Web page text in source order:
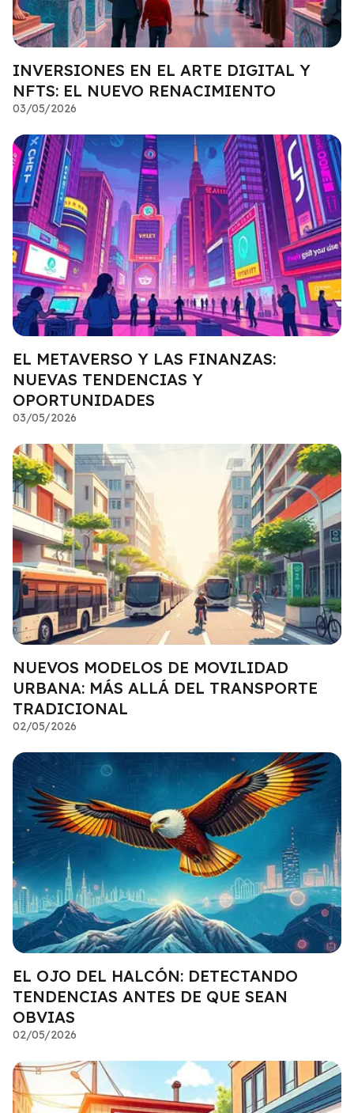
INVERSIONES EN EL ARTE DIGITAL Y
NFTS: EL NUEVO RENACIMIENTO
03/05/2026
EL METAVERSO Y LAS FINANZAS:
NUEVAS TENDENCIAS Y
OPORTUNIDADES
03/05/2026
NUEVOS MODELOS DE MOVILIDAD
URBANA: MÁS ALLÁ DEL TRANSPORTE
TRADICIONAL
02/05/2026
EL OJO DEL HALCÓN: DETECTANDO
TENDENCIAS ANTES DE QUE SEAN
OBVIAS
02/05/2026